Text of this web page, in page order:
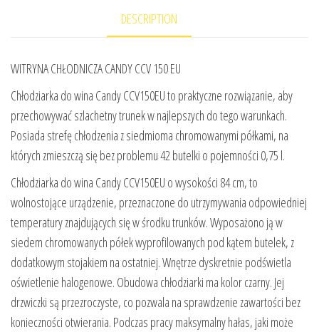
DESCRIPTION
WITRYNA CHŁODNICZA CANDY CCV 150 EU
Chłodziarka do wina Candy CCV150EU to praktyczne rozwiązanie, aby
przechowywać szlachetny trunek w najlepszych do tego warunkach.
Posiada strefę chłodzenia z siedmioma chromowanymi półkami, na
których zmieszczą się bez problemu 42 butelki o pojemności 0,75 l.
Chłodziarka do wina Candy CCV150EU o wysokości 84 cm, to
wolnostojące urządzenie, przeznaczone do utrzymywania odpowiedniej
temperatury znajdujących się w środku trunków. Wyposażono ją w
siedem chromowanych półek wyprofilowanych pod kątem butelek, z
dodatkowym stojakiem na ostatniej. Wnętrze dyskretnie podświetla
oświetlenie halogenowe. Obudowa chłodziarki ma kolor czarny. Jej
drzwiczki są przezroczyste, co pozwala na sprawdzenie zawartości bez
konieczności otwierania. Podczas pracy maksymalny hałas, jaki może